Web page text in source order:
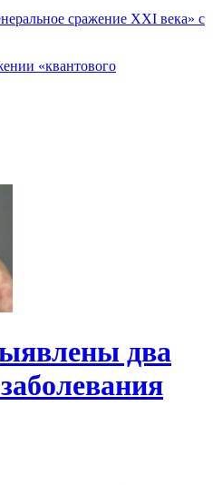
сражение XXI века» с
«квантового
два